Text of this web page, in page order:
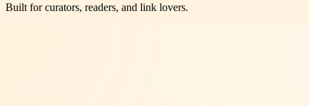
Built for curators, readers, and link lovers.